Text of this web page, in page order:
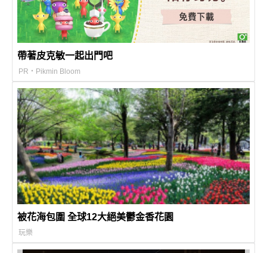
帶著皮克敏一起出門吧
PR・Pikmin Bloom
被花海包圍 全球12大絕美鬱金香花園
玩樂